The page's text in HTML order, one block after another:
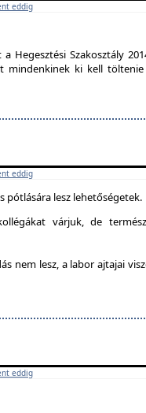
eddig
Hegesztési Szakosztály
mindenkinek ki kell
eddig
pótlására lesz lehetőségetek.
várjuk, de
nem lesz, a labor ajtajai
eddig